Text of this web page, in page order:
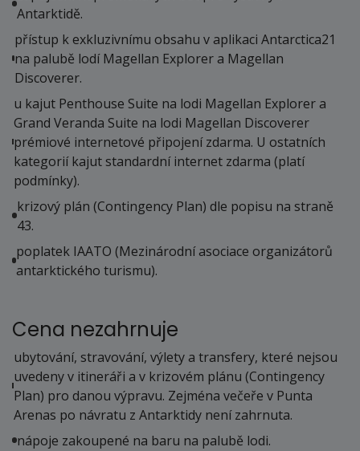
leden 2027
04.01. - 11.01.27
pondělí - pondělí
411 000 Kč
cena za 8 dní (7 nocí)
objednej
09.01. - 16.01.27
sobota - sobota
cena za 8 dní (7 nocí)
14.01. - 21.01.27
cena za 8 dní (7 nocí)
objednej
19.01. - 26.01.27
úterý - úterý
411 000 Kč
cena za 8 dní (7 nocí)
Antarktidě.
přístup k exkluzivnímu obsahu v aplikaci Antarctica21
na palubě lodí Magellan Explorer a Magellan
Discoverer.
u kajut Penthouse Suite na lodi Magellan Explorer a
Grand Veranda Suite na lodi Magellan Discoverer
prémiové internetové připojení zdarma. U ostatních
kategorií kajut standardní internet zdarma (platí
podmínky).
krizový plán (Contingency Plan) dle popisu na straně
43.
poplatek IAATO (Mezinárodní asociace organizátorů
antarktického turismu).
Cena nezahrnuje
ubytování, stravování, výlety a transfery, které nejsou
uvedeny v itineráři a v krizovém plánu (Contingency
Plan) pro danou výpravu. Zejména večeře v Punta
Arenas po návratu z Antarktidy není zahrnuta.
nápoje zakoupené na baru na palubě lodi.